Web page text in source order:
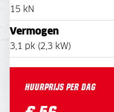
15 kN
Vermogen
3,1 pk (2,3 kW)
HUURPRIJS PER DAG